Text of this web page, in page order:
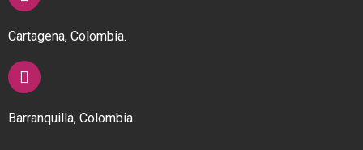
Cartagena, Colombia.
Barranquilla, Colombia.